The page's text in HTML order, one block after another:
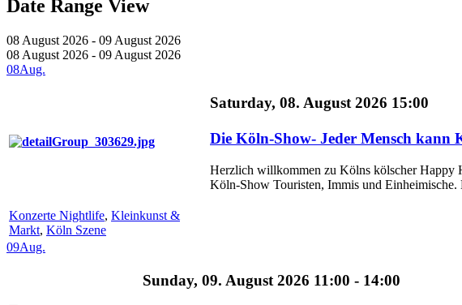
Date Range View
08 August 2026 - 09 August 2026
08 August 2026 - 09 August 2026
08Aug.
Saturday, 08. August 2026 15:00
Die Köln-Show- Jeder Mensch
Herzlich willkommen zu Kölns kölscher Happy
Köln-Show Touristen, Immis und Einheimische.
Konzerte Nightlife, Kleinkunst &
Markt, Köln Szene
09Aug.
Sunday, 09. August 2026 11:00 - 14:00